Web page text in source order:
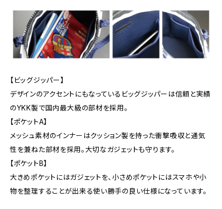
【ビッグジッパー】
デザインのアクセントにもなっているビッグジッパーは信頼と実績
のYKK製で国内最大級の部材を採用。
【ポケットA】
メッシュ素材のインナーはクッション製を持った衝撃吸収と通気
性を兼ねた部材を採用。大切なガジェットも守ります。
【ポケットB】
大きめポケットにはガジェットを、小さめポケットにはスマホや小
物を整理することが出来る使い勝手の良い仕様になっています。